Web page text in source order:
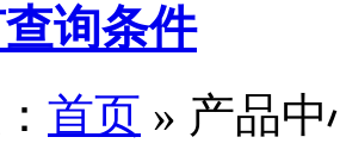
询条件
首页 » 产品